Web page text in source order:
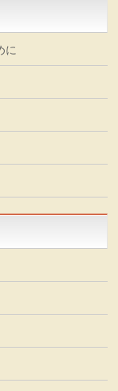
に